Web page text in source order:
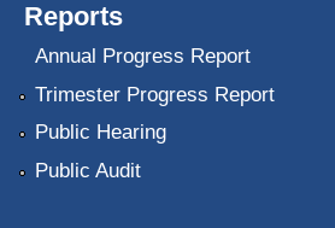
Reports
Annual Progress Report
Trimester Progress Report
Public Hearing
Public Audit